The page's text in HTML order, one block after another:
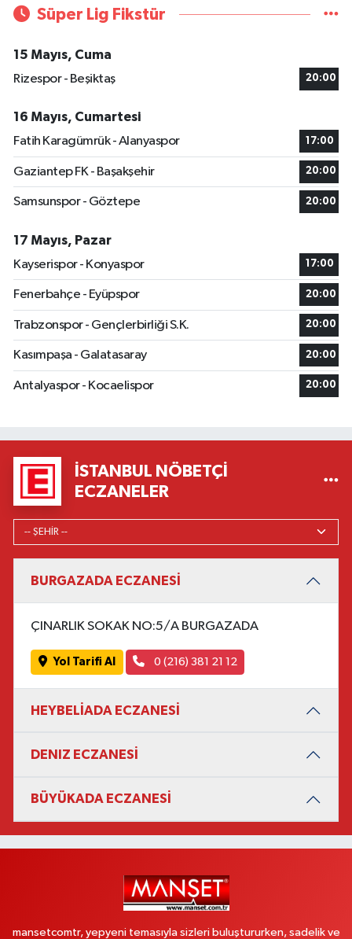
Süper Lig Fikstür
15 Mayıs, Cuma
Rizespor - Beşiktaş
20:00
16 Mayıs, Cumartesi
Fatih Karagümrük - Alanyaspor
17:00
Gaziantep FK - Başakşehir 20:00
Samsunspor - Göztepe 20:00
17 Mayıs, Pazar
Kayserispor - Konyaspor
17:00
Fenerbahçe - Eyüpspor 20:00
Trabzonspor - Gençlerbirliği S.K. 20:00
Kasımpaşa - Galatasaray 20:00
Antalyaspor - Kocaelispor 20:00
İSTANBUL NÖBETÇI
ECZANELER
BURGAZADA ECZANESİ
ÇINARLIK SOKAK NO:5/A BURGAZADA
Yol Tarifi Al 0 (216) 381 21 12
HEYBELİADA ECZANESİ
DENIZ ECZANESİ
BÜYÜKADA ECZANESİ
mansetcomtr, yepyeni temasıyla sizleri buluştururken, sadelik ve